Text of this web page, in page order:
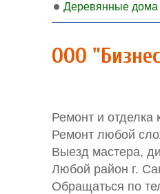
Деревянные дома
ООО
Ремонт и отделка
Ремонт любой
Выезд мастера,
Любой район г.
Обращаться по